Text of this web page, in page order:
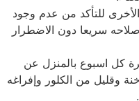
للتأكد من عدم وجود
سريعا دون الاضطرار
كل اسبوع بالمنزل عن
وقليل من الكلور وإفراغه